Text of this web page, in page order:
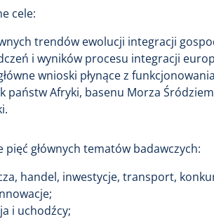
cele:
trendów ewolucji integracji
i wyników procesu integracji
wnioski płynące z
państw Afryki, basenu Morza
głównych tematów badawczych:
handel, inwestycje, transport,
i uchodźcy;